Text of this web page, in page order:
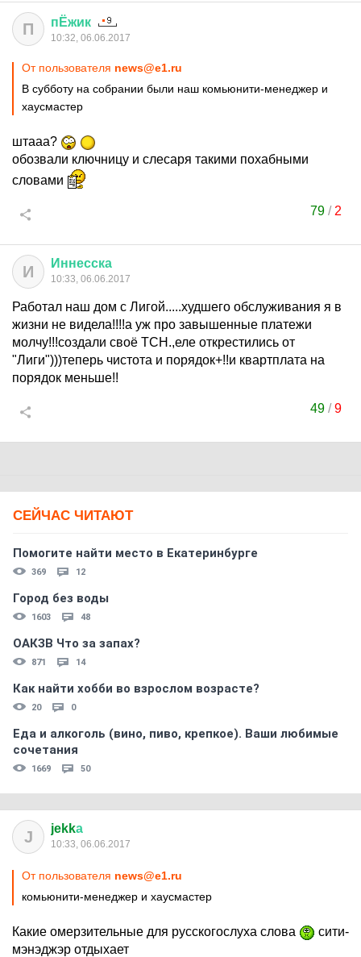
П пЁжик
10:32, 06.06.2017
От пользователя news@e1.ru
В субботу на собрании были наш комьюнити-менеджер и
хаусмастер
штааа?
обозвали ключницу и слесаря такими похабными
словами
79 / 2
И Иннесска
10:33, 06.06.2017
Работал наш дом с Лигой.....худшего обслуживания я в
жизни не видела!!!!а уж про завышенные платежи
молчу!!!создали своё ТСН.,еле открестились от
"Лиги")))теперь чистота и порядок+!!и квартплата на
порядок меньше!!
49 /9
СЕЙЧАС ЧИТАЮТ
Помогите найти место в Екатеринбурге
369 12
Город без воды
1603 48
ОАКЗВ Что за запах?
871 14
Как найти хобби во взрослом возрасте?
20 0
Еда и алкоголь (вино, пиво, крепкое). Ваши любимые
сочетания
1669 50
J jekkа
10:33, 06.06.2017
От пользователя news@e1.ru
комьюнити-менеджер и хаусмастер
Какие омерзительные для русскогослуха слова
сити-
мэнэджэр отдыхает